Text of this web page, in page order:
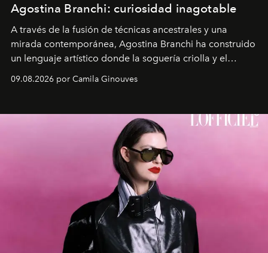
Agostina Branchi: curiosidad inagotable
A través de la fusión de técnicas ancestrales y una
mirada contemporánea, Agostina Branchi ha construido
un lenguaje artístico donde la soguería criolla y el
como fluidas. En septiembre la artista presentará una
Montecarmelo.
09.08.2026 por Camila Ginouves